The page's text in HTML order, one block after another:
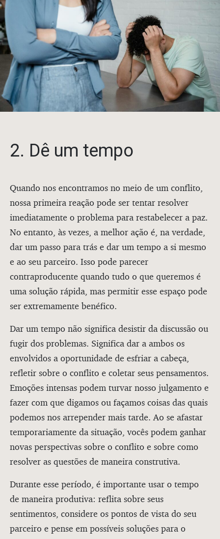
2. Dê um tempo
Quando nos encontramos no meio de um conflito,
nossa primeira reação pode ser tentar resolver
imediatamente o problema para restabelecer a paz.
No entanto, às vezes, a melhor ação é, na verdade,
dar um passo para trás e dar um tempo a si mesmo
e ao seu parceiro. Isso pode parecer
contraproducente quando tudo o que queremos é
uma solução rápida, mas permitir esse espaço pode
ser extremamente benéfico.
Dar um tempo não significa desistir da discussão ou
fugir dos problemas. Significa dar a ambos os
envolvidos a oportunidade de esfriar a cabeça,
refletir sobre o conflito e coletar seus pensamentos.
Emoções intensas podem turvar nosso julgamento e
fazer com que digamos ou façamos coisas das quais
podemos nos arrepender mais tarde. Ao se afastar
temporariamente da situação, vocês podem ganhar
novas perspectivas sobre o conflito e sobre como
resolver as questões de maneira construtiva.
Durante esse período, é importante usar o tempo
de maneira produtiva: reflita sobre seus
sentimentos, considere os pontos de vista do seu
parceiro e pense em possíveis soluções para o